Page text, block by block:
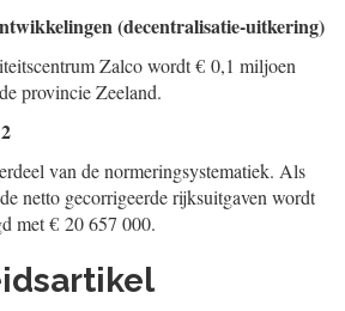
(decentralisatie-uitkering)
Zalco wordt € 0,1 miljoen
provincie Zeeland.
van de normeringsystematiek. Als
netto gecorrigeerde rijksuitgaven wordt
met € 20 657 000.